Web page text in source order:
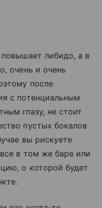
либидо, а в
очень и очень
после
с потенциальным
глазу, не стоит
пустых бокалов
вы рискуете
в том же баре или
о которой будет